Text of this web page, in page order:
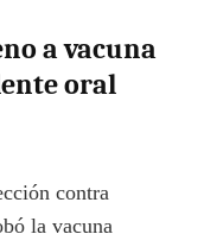
a vacuna
oral
contra
la vacuna